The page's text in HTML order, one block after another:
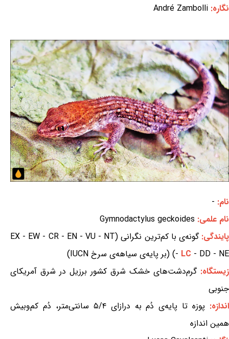
نگاره: André Zambolli
نام: -
نام علمی: Gymnodactylus geckoides
پایندگی:
گونه‌ی با کم‌ترین نگرانی (EX - EW - CR - EN - VU - NT
- LC - DD - NE) (بر پایه‌ی سیاهه‌ی سرخ IUCN)
زیستگاه:گرم‌دشت‌های خشک شرق کشور برزیل در شرق آمریکای
جنوبی
اندازه:
پوزه تا پایه‌ی دُم به درازای ۵/۴ سانتی‌متر، دُم کم‌وبیش
همین اندازه